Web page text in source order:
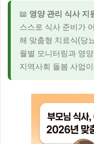
📖 영양 관리 식사 지
스스로 식사 준비가
해 맞춤형 치료식(당
월별 모니터링과 영
지역사회 돌봄 사업이